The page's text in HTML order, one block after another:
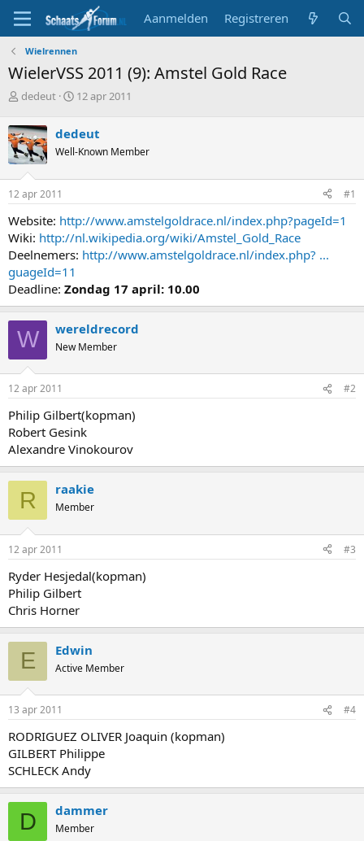
Aanmelden Registreren
Wielrennen
WielerVSS 2011 (9): Amstel Gold Race
T
p
i
c
s
t
a
t
e
r
dedeut
S
r
t
a
m
12 apr 2011
dedeut
Well-Known Member
12 apr 2011 #1
Website: http://www.amstelgoldrace.nl/index.php?pageId=1
Wiki: http://nl.wikipedia.org/wiki/Amstel_Gold_Race
Deelnemers: http://www.amstelgoldrace.nl/index.php? ...
guageId=11
Deadline: Zondag 17 april: 10.00
W wereldrecord
New Member
12 apr 2011 #2
Philip Gilbert(kopman)
Robert Gesink
Alexandre Vinokourov
R raakie
Member
12 apr 2011 #3
Ryder Hesjedal(kopman)
Philip Gilbert
Chris Horner
E Edwin
Active Member
13 apr 2011 #4
RODRIGUEZ OLIVER Joaquin (kopman)
GILBERT Philippe
SCHLECK Andy
D dammer
Member